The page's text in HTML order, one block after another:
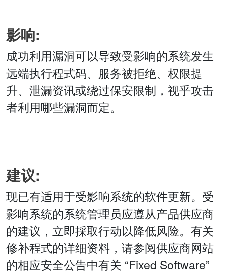
影响:
成功利用漏洞可以导致受影响的系统发生
远端执行程式码、服务被拒绝、权限提
升、泄漏资讯或绕过保安限制，视乎攻击
者利用哪些漏洞而定。
建议:
现已有适用于受影响系统的软件更新。受
影响系统的系统管理员应遵从产品供应商
的建议，立即採取行动以降低风险。有关
修补程式的详细资料，请参阅供应商网站
的相应安全公告中有关 “Fixed Software”